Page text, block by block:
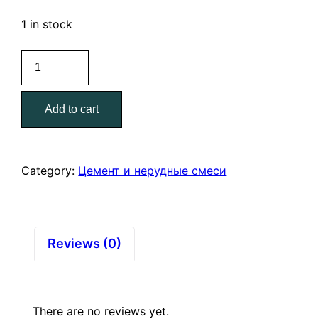
1 in stock
кг.
quantityAdd to cart
Category: Цемент и нерудные смеси
Reviews (0)
There are no reviews yet.